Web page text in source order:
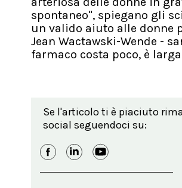
spontaneo", spiegano gli
un valido aiuto alle donne
Jean Wactawski-Wende -
farmaco costa poco, è
Se l'articolo ti è piaciuto
social seguendoci su: